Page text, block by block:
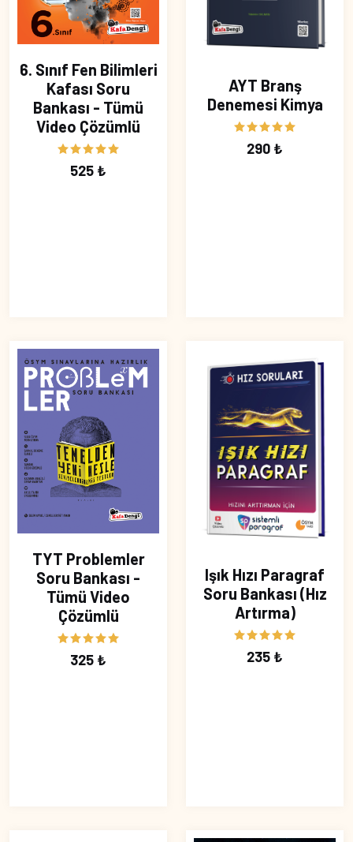
6. Sınıf Fen Bilimleri
Kafası Soru
Bankası - Tümü
Video Çözümlü
525 ₺
AYT Branş
Denemesi Kimya
290 ₺
TYT Problemler
Soru Bankası -
Tümü Video
Çözümlü
325 ₺
Işık Hızı Paragraf
Soru Bankası (Hız
Artırma)
235 ₺